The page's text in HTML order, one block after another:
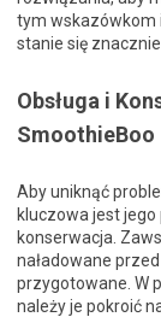
tym wskazówkom
stanie się
Obsługa i
SmoothieBoo
Aby uniknąć
kluczowa jest jego
konserwacja.
naładowane
przygotowane. W
należy je pokroić